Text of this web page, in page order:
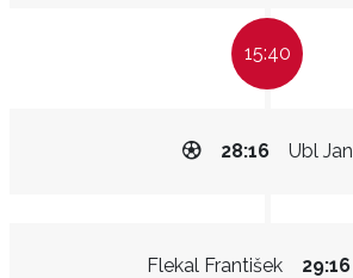
15:40
Ubl Jan
28:16
Flekal František 29:16